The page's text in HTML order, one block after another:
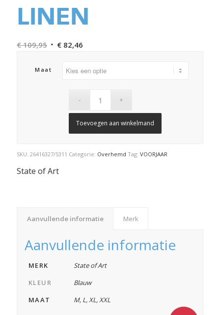
LINEN
€109,95 Oorspronkelijke
was:
€82,46Huidige
Maat
Toevoegen aan winkelmand
SKU: 26416327/5311 Categorie: Overhemd Tag: VOORJAAR
State of Art
Aanvullende informatie Merk
Aanvullende informatie
MERK
State of Art
KLEUR
Blauw
MAAT
M, L, XL, XXL